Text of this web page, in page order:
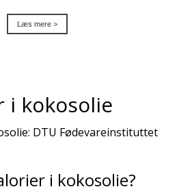
Læs mere >
i kokosolie
DTU Fødevareinstituttet
i kokosolie?